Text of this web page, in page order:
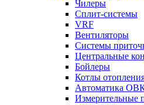
Чилеры
Сплит-системы
VRF
Вентиляторы
Системы
Центральные
Бойлеры
Котлы
Автоматика
Измерительные